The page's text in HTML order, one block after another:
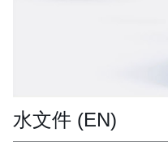
水文件 (EN)